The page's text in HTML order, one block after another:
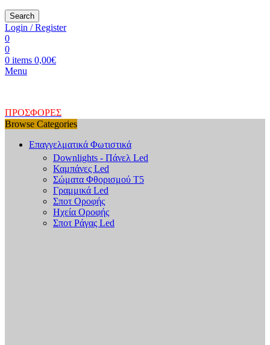
Search
Login / Register
0
0
0 items 0,00€
Menu
ΠΡΟΣΦΟΡΕΣ
Browse Categories
Επαγγελματικά Φωτιστικά
Downlights - Πάνελ Led
Καμπάνες Led
Σώματα Φθορισμού Τ5
Γραμμικά Led
Σποτ Οροφής
Ηχεία Οροφής
Σποτ Ράγας Led